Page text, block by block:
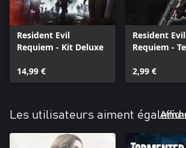
Resident Evil
Requiem - Kit Deluxe
14,99 €
Resident Evil
Requiem -
2,99 €
Les utilisateurs aiment